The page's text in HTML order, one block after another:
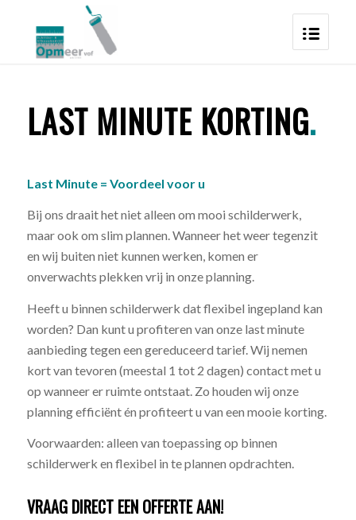
LAST MINUTE KORTING.
Last Minute = Voordeel voor u
Bij ons draait het niet alleen om mooi schilderwerk,
maar ook om slim plannen. Wanneer het weer tegenzit
en wij buiten niet kunnen werken, komen er
onverwachts plekken vrij in onze planning.
Heeft u binnen schilderwerk dat flexibel ingepland kan
worden? Dan kunt u profiteren van onze last minute
aanbieding tegen een gereduceerd tarief. Wij nemen
kort van tevoren (meestal 1 tot 2 dagen) contact met u
op wanneer er ruimte ontstaat. Zo houden wij onze
planning efficiënt én profiteert u van een mooie korting.
Voorwaarden: alleen van toepassing op binnen
schilderwerk en flexibel in te plannen opdrachten.
VRAAG DIRECT EEN OFFERTE AAN!